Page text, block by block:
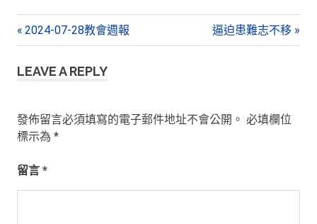
文
章
覽
Previous
Post:
2024-07-28教會週報
Next
Post:
逼迫患難志不移
LEAVE A REPLY
發佈留言必須填寫的電子郵件地址不會公開。 必填欄位
標示為 *
留言 *